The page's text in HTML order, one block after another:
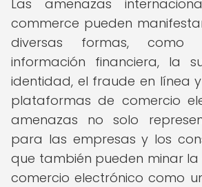
Las amenazas
commerce pueden
diversas formas,
información financiera, la
identidad, el fraude en línea
plataformas de comercio
amenazas no solo
para las empresas y los
que también pueden minar la
comercio electrónico como